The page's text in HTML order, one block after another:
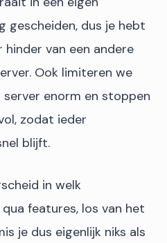
gescheiden, dus je hebt
hinder van een andere
Ook limiteren we
enorm en stoppen
zodat ieder
blijft.
in welk
features, los van het
je dus eigenlijk niks als